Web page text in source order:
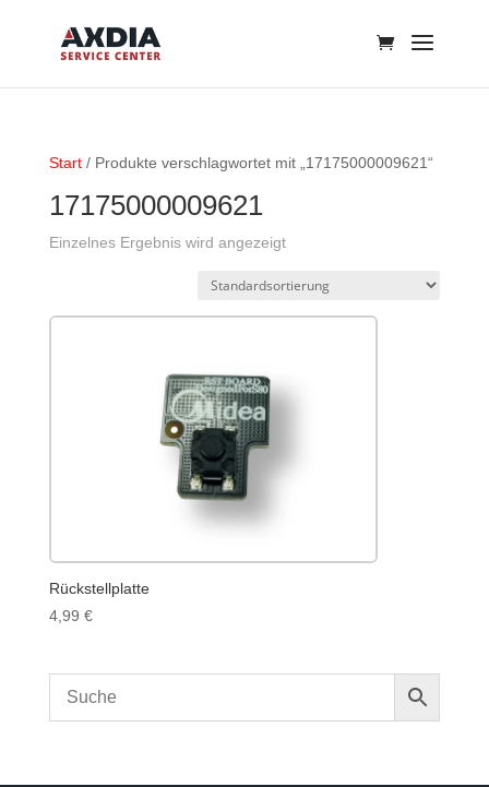
Start/ Produkte verschlagwortet mit „17175000009621“
17175000009621
Einzelnes Ergebnis wird angezeigt
Rückstellplatte
4,99 €